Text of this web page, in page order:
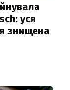
уся
знищена